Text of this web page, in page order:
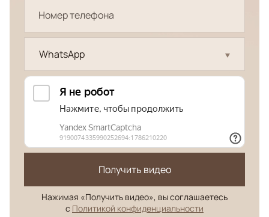
WhatsApp
Получить видео
Нажимая «Получить видео», вы соглашаетесь
с Политикой конфиденциальности